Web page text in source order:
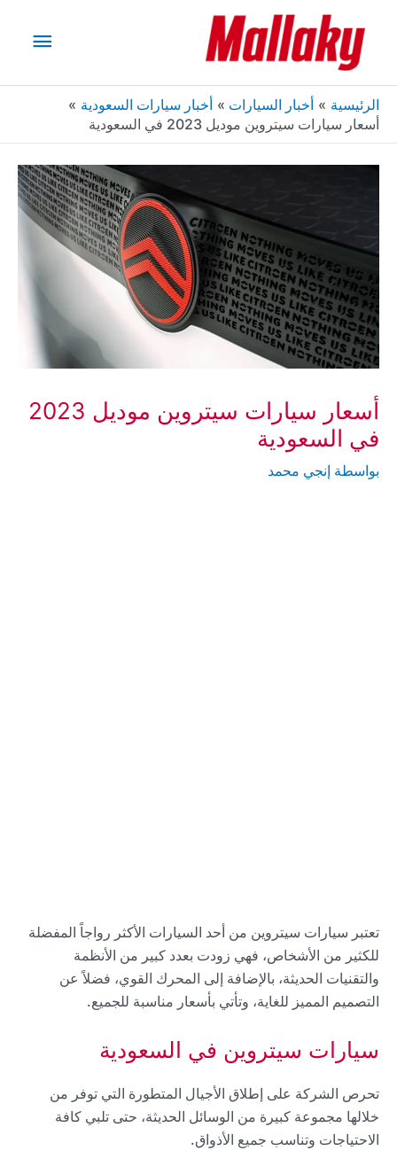
المحتوى
الرئيسية أخبار السيارات
أخبار سيارات السعودية
أسعار سيارات سيتروين موديل 2023 في السعودية
أسعار سيارات سيتروين موديل 2023
في السعودية
بواسطة إنجي محمد
تعتبر سيارات سيتروين من أحد السيارات الأكثر رواجاً المفضلة
للكثير من الأشخاص، فهي زودت بعدد كبير من الأنظمة
والتقنيات الحديثة، بالإضافة إلى المحرك القوي، فضلاً عن
التصميم المميز للغاية، وتأتي بأسعار مناسبة للجميع.
سيارات سيتروين في السعودية
تحرص الشركة على إطلاق الأجيال المتطورة التي توفر من
خلالها مجموعة كبيرة من الوسائل الحديثة، حتى تلبي كافة
الاحتياجات وتناسب جميع الأذواق.